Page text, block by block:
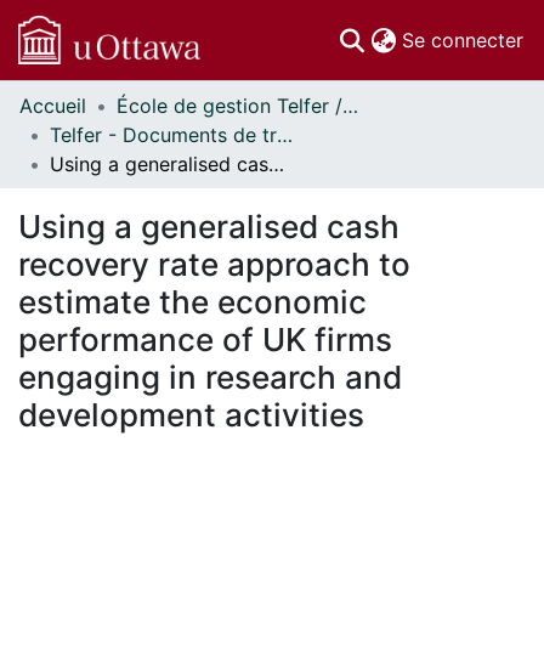
Se connecter
Communautés
et collections
Parcourir
À propos
Accueil
École de gestion Telfer // Telfer School of Management
Telfer - Documents de travail // Telfer - Working Papers
Using a generalised cash recovery rate approach to estimate the economic performance of UK firms engaging in research and development activities
Using a generalised cash
recovery rate approach to
estimate the economic
performance of UK firms
engaging in research and
development activities